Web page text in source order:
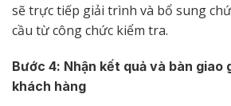
sẽ trực tiếp giải trình và bổ sung
cầu từ công chức kiểm tra.
Bước 4: Nhận kết quả và bàn giao
khách hàng